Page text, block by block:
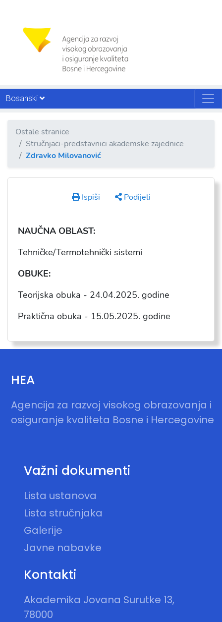
Bosanski
Ostale stranice
Stručnjaci-predstavnici akademske zajednice
Zdravko Milovanović
Ispiši Podijeli
NAUČNA OBLAST:
Tehničke/Termotehnički sistemi
OBUKE:
Teorijska obuka - 24.04.2025. godine
Praktična obuka - 15.05.2025. godine
HEA
Agencija za razvoj visokog obrazovanja i
osiguranje kvaliteta Bosne i Hercegovine
Važni dokumenti
Lista ustanova
Lista stručnjaka
Galerije
Javne nabavke
Kontakti
Akademika Jovana Surutke 13,
78000